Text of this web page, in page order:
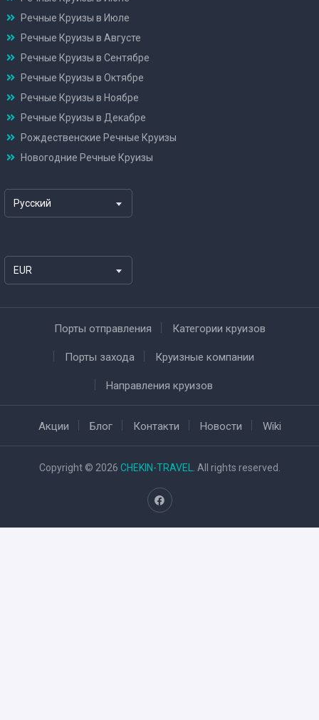
Речные Круизы в Июле
Речные Круизы в Августе
Речные Круизы в Сентябре
Речные Круизы в Октябре
Речные Круизы в Ноябре
Речные Круизы в Декабре
Рождественские Речные Круизы
Новогодние Речные Круизы
Русский
EUR
Порты отправления Категории круизов
Порты захода Круизные компании
Направления круизов
Акции Блог Контакти Новости Wiki
Copyright © 2026 CHEKIN-TRAVEL . All rights reserved.